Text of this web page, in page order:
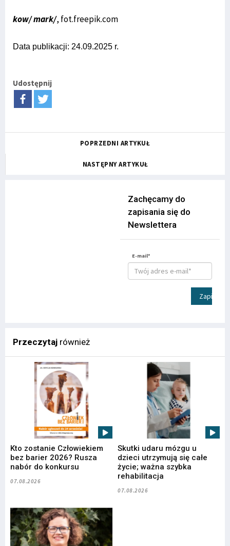
kow/ mark/, fot.freepik.com
Data publikacji: 24.09.2025 r.
Udostępnij
POPRZEDNI ARTYKUŁ
NASTĘPNY ARTYKUŁ
Zachęcamy do
zapisania się do
Newslettera
E-mail*
Zapisz
Przeczytaj również
Kto zostanie Człowiekiem
bez barier 2026? Rusza
nabór do konkursu
07.08.2026
Skutki udaru mózgu u
dzieci utrzymują się całe
życie; ważna szybka
rehabilitacja
07.08.2026